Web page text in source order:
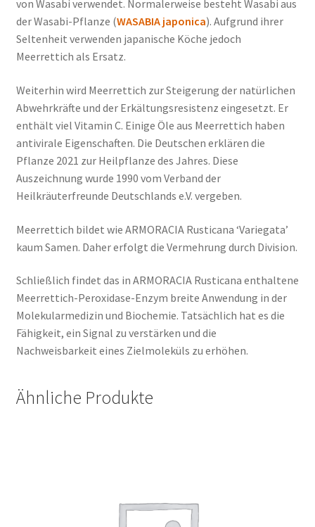
von Wasabi verwendet. Normalerweise besteht Wasabi aus
der Wasabi-Pflanze (WASABIA japonica). Aufgrund ihrer
Seltenheit verwenden japanische Köche jedoch
Meerrettich als Ersatz.
Weiterhin wird Meerrettich zur Steigerung der natürlichen
Abwehrkräfte und der Erkältungsresistenz eingesetzt. Er
enthält viel Vitamin C. Einige Öle aus Meerrettich haben
antivirale Eigenschaften. Die Deutschen erklären die
Pflanze 2021 zur Heilpflanze des Jahres. Diese
Auszeichnung wurde 1990 vom Verband der
Heilkräuterfreunde Deutschlands e.V. vergeben.
Meerrettich bildet wie ARMORACIA Rusticana ‘Variegata’
kaum Samen. Daher erfolgt die Vermehrung durch Division.
Schließlich findet das in ARMORACIA Rusticana enthaltene
Meerrettich-Peroxidase-Enzym breite Anwendung in der
Molekularmedizin und Biochemie. Tatsächlich hat es die
Fähigkeit, ein Signal zu verstärken und die
Nachweisbarkeit eines Zielmoleküls zu erhöhen.
Ähnliche Produkte